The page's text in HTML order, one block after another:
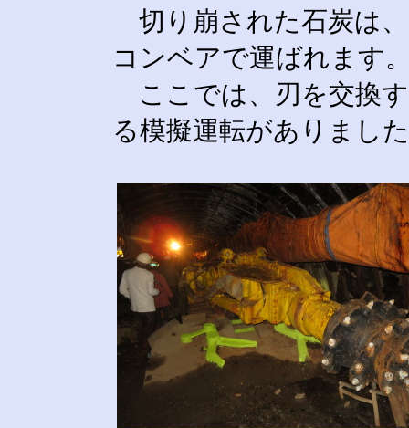
切り崩された石炭は
コンベアで運ばれます
ここでは、刃を交換
る模擬運転がありまし